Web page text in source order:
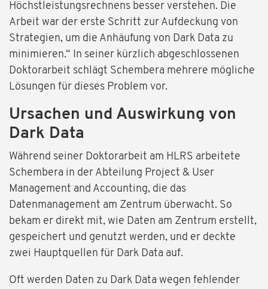
Höchstleistungsrechnens besser verstehen. Die
Arbeit war der erste Schritt zur Aufdeckung von
Strategien, um die Anhäufung von Dark Data zu
minimieren.“ In seiner kürzlich abgeschlossenen
Doktorarbeit schlägt Schembera mehrere mögliche
Lösungen für dieses Problem vor.
Ursachen und Auswirkung von
Dark Data
Während seiner Doktorarbeit am HLRS arbeitete
Schembera in der Abteilung Project & User
Management and Accounting, die das
Datenmanagement am Zentrum überwacht. So
bekam er direkt mit, wie Daten am Zentrum erstellt,
gespeichert und genutzt werden, und er deckte
zwei Hauptquellen für Dark Data auf.
Oft werden Daten zu Dark Data wegen fehlender